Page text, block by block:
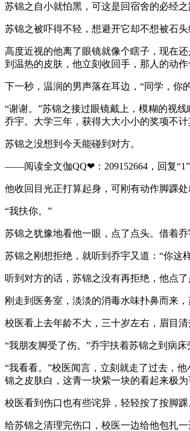
苏锦之自小就怕黑，可这是回宿舍的必经
苏锦之被吓得不轻，想避开它却不想被石
高度近视的他离了眼镜就像个瞎子，现在
到温热的皮肤，他立刻收回手，那人的动作
下一秒，温润的男声落在耳边，“同学，你
“谢谢。”苏锦之接过眼镜戴上，模糊的视
乔宇。大学三年，获得大大小小的奖项不
苏锦之没想到今天能碰到对方。
——阅读全文伽QQ❤：209152664，回复
他收回目光正打算起身，可刚有动作脚踝
“我扶你。”
苏锦之犹豫地看他一眼，点了点头。借着
苏锦之刚想拒绝，就听到乔宇又道：“你这
听到对方的话，苏锦之没有再拒绝，他点
刚走到医务室，淡淡的消毒水味扑鼻而来
校医看上去年龄不大，三十岁左右，眉目
“我朋友脚受了伤。”乔宇扶着苏锦之到病床
“我看看。”校医闻言，立刻就走了过去，
锦之皮肤白，这青一块紫一块的看起来极为
校医看到伤口也有些诧异，轻轻按了按脚
给苏锦之清理完伤口，校医一边给他包扎